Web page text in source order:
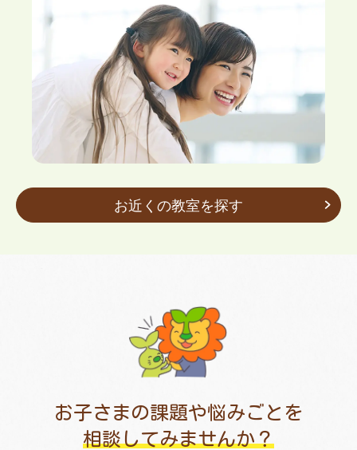
お近くの教室を探す
お子さまの課題や悩みごとを
相談してみませんか？